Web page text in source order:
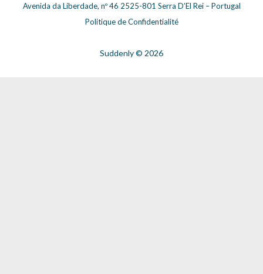
Suddenly © 2026
Avenida da Liberdade, nº 46 2525-801 Serra D’El Rei – Portugal
Politique de Confidentialité